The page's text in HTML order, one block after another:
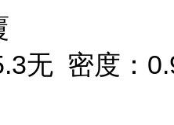
无 密度：